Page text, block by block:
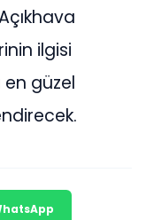
ilgisi
en güzel